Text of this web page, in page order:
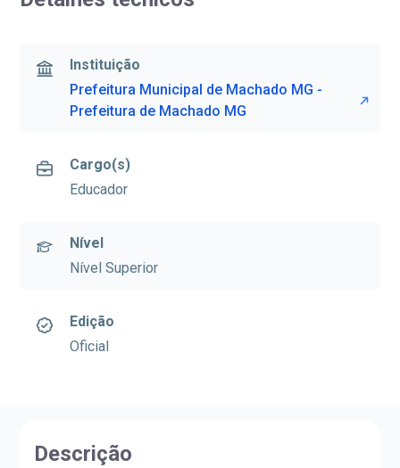
Instituição
Prefeitura Municipal de Machado MG -
Prefeitura de Machado MG
Cargo(s)
Educador
Nível
Nível Superior
Edição
Oficial
Descrição